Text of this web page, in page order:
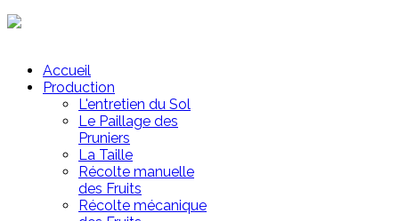
Accueil
Production
L'entretien du Sol
Le Paillage des
Pruniers
La Taille
Récolte manuelle
des Fruits
Récolte mécanique